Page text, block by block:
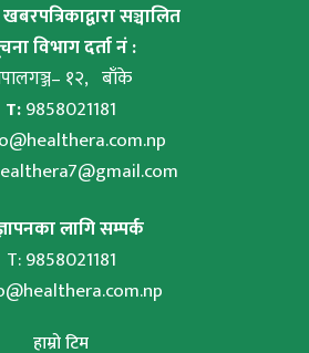
सञ्चालित
विभाग दर्ता नं :
१२, बाँके
T:9858021181
लागि सम्पर्क
T: 9858021181
हाम्रो टिम